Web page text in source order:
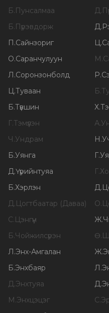
Б.Пунсалмаа Д.
Б.Пүрэвдорж Д.
П.Сайнзориг Ц.
О.Саранчулуун М.
Л.Соронзонболд Р.
Ц.Туваан Б.
Б.Түвшин Х.
Г.Тэмүүлэн А.
Ч.Ундрам Н.
Б.Уянга Г.
Д.Үүрийнтуяа Г.
Б.Хэрлэн Д.
Д.Цогтбаатар (Даваа) О.
С.Цэнгүүн Ж.
Б.Чойжилсүрэн Ө.
Л.Энх-Амгалан Ж.
Б.Энхбаяр Л.
Д.Энхтуяа Д.
М.Энхцэцэг С.